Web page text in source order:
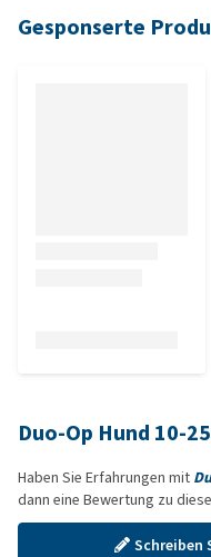
Gesponserte
Duo-Op Hund 10-
Haben Sie Erfahrungen mit
dann eine Bewertung zu
Schreiben